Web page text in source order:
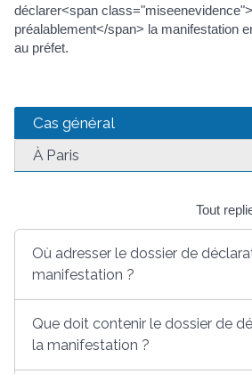
déclarer<span class="miseenevidence">
préalablement</span> la manifestation
au préfet.
Cas général
À Paris
Tout
Où adresser le dossier de
manifestation ?
Que doit contenir le dossier de
la manifestation ?